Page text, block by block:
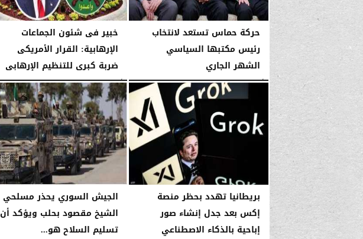
حركة حماس تستعد لانتخاب
رئيس مكتبها السياسي
الشهر الجاري
الأربعاء، 14 يناير 2026 03:51 صـ
خبير فى شئون الجماعات
الإرهابية: القرار الأمريكى
ضربة كبرى للتنظيم الإرهابى
الأربعاء، 14 يناير 2026 03:39 صـ
بريطانيا تهدد بحظر منصة
إكس بعد جدل إنشاء صور
إباحية بالذكاء الاصطناعي
الجيش السوري يحذر مسلحي
الشيخ مقصود بحلب ويؤكد أن
تسليم السلاح هو...